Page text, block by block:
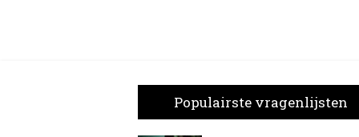
Populairste vragenlijsten